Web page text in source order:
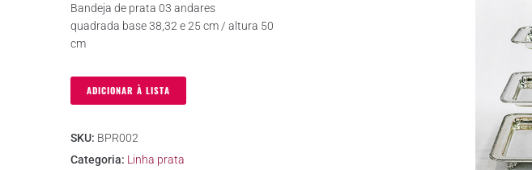
Bandeja de prata 03 andares
quadrada base 38,32 e 25 cm / altura 50
cm
ADICIONAR À LISTA
SKU: BPR002
Categoria: Linha prata